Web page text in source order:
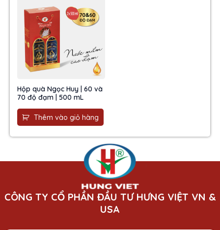
Hộp quà Ngọc Huy | 60 và
70 độ đạm | 500 mL
Thêm vào giỏ hàng
CÔNG TY CỔ PHẦN ĐẦU TƯ HƯNG VIỆT VN &
USA